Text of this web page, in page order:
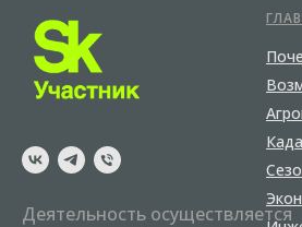
Деятельность осуществляется